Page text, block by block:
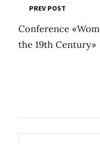
PREV POST
Conference
the 19th Century»